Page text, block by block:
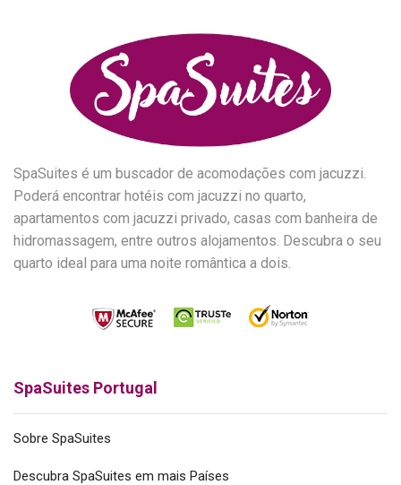
SpaSuites é um buscador de acomodações com jacuzzi.
Poderá encontrar hotéis com jacuzzi no quarto,
apartamentos com jacuzzi privado, casas com banheira de
hidromassagem, entre outros alojamentos. Descubra o seu
quarto ideal para uma noite romântica a dois.
SpaSuites Portugal
Sobre SpaSuites
Descubra SpaSuites em mais Países